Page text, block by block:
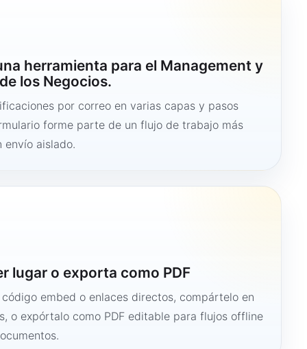
herramienta para el Management y
los Negocios.
por correo en varias capas y pasos
forme parte de un flujo de trabajo más
envío aislado.
lugar o exporta como PDF
embed o enlaces directos, compártelo en
o expórtalo como PDF editable para flujos offline